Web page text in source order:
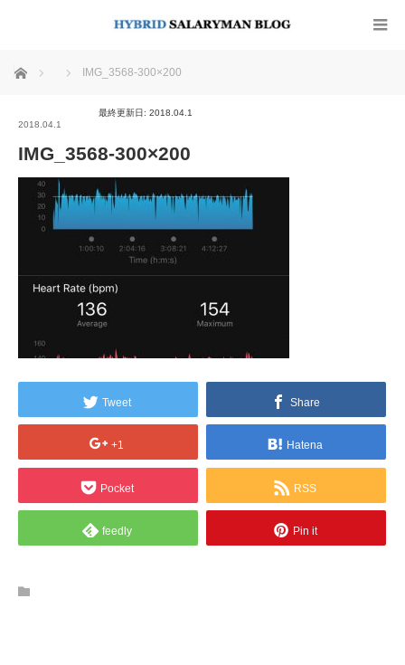
ホーム IMG_3568-300×200
2018.04.1
最終更新日: 2018.04.1
IMG_3568-300×200
Tweet Share
+1 Hatena
Pocket RSS
feedly Pin it